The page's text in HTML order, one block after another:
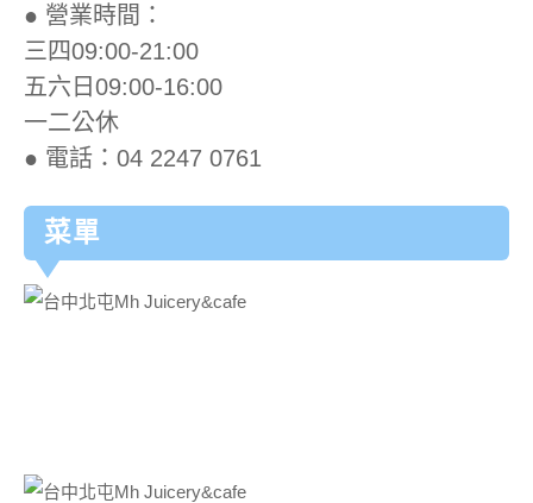
● 營業時間：
三四09:00-21:00
五六日09:00-16:00
一二公休
● 電話：04 2247 0761
菜單